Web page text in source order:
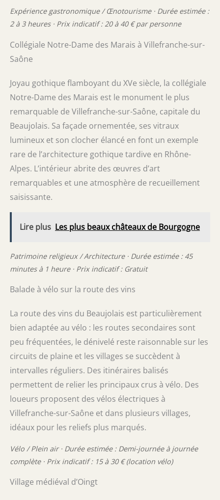
Expérience gastronomique / Œnotourisme · Durée estimée :
2 à 3 heures · Prix indicatif : 20 à 40 € par personne
Collégiale Notre-Dame des Marais à Villefranche-sur-
Saône
Joyau gothique flamboyant du XVe siècle, la collégiale
Notre-Dame des Marais est le monument le plus
remarquable de Villefranche-sur-Saône, capitale du
Beaujolais. Sa façade ornementée, ses vitraux
lumineux et son clocher élancé en font un exemple
rare de l’architecture gothique tardive en Rhône-
Alpes. L’intérieur abrite des œuvres d’art
remarquables et une atmosphère de recueillement
saisissante.
Lire plus Les plus beaux châteaux de Bourgogne
Patrimoine religieux / Architecture · Durée estimée : 45
minutes à 1 heure · Prix indicatif : Gratuit
Balade à vélo sur la route des vins
La route des vins du Beaujolais est particulièrement
bien adaptée au vélo : les routes secondaires sont
peu fréquentées, le dénivelé reste raisonnable sur les
circuits de plaine et les villages se succèdent à
intervalles réguliers. Des itinéraires balisés
permettent de relier les principaux crus à vélo. Des
loueurs proposent des vélos électriques à
Villefranche-sur-Saône et dans plusieurs villages,
idéaux pour les reliefs plus marqués.
Vélo / Plein air · Durée estimée : Demi-journée à journée
complète · Prix indicatif : 15 à 30 € (location vélo)
Village médiéval d’Oingt